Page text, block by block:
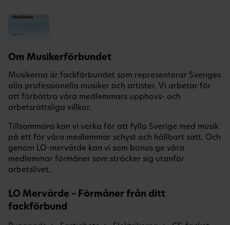
Om Musikerförbundet
Musikerna är fackförbundet som representerar Sveriges
alla professionella musiker och artister. Vi arbetar för
att förbättra våra medlemmars upphovs- och
arbetsrättsliga villkor.
Tillsammans kan vi verka för att fylla Sverige med musik
på ett för våra medlemmar schyst och hållbart sätt. Och
genom LO-mervärde kan vi som bonus ge våra
medlemmar förmåner som sträcker sig utanför
arbetslivet.
LO Mervärde – Förmåner från ditt
fackförbund